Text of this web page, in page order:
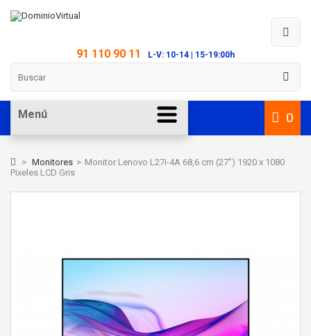
91 110 90 11 L-V: 10-14 | 15-19:00h
0
Menú
> Monitores > Monitor Lenovo L27i-4A 68,6 cm (27") 1920 x 1080
Pixeles LCD Gris